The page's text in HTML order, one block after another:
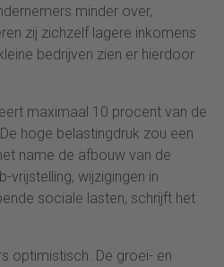
minder over,
zij zichzelf lagere inkomens
bedrijven zien er hierdoor
maximaal 10 procent van de
hoge belastingdruk zou een
name de afbouw van de
vrijstelling, wijzigingen in
sociale lasten, schrijft het
optimistisch. De groei- en